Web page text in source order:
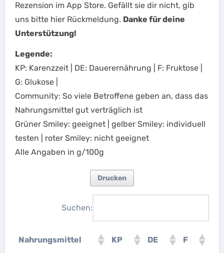
Rezension im App Store. Gefällt sie dir nicht, gib
uns bitte hier Rückmeldung. Danke für deine
Unterstützung!
Legende:
KP: Karenzzeit | DE: Dauerernährung | F: Fruktose |
G: Glukose |
Community: So viele Betroffene geben an, dass das
Nahrungsmittel gut verträglich ist
Grüner Smiley: geeignet | gelber Smiley: individuell
testen | roter Smiley: nicht geeignet
Alle Angaben in g/100g
Drucken
Suchen:
Nahrungsmittel KP DE F